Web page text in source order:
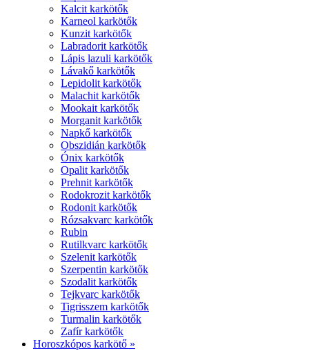
Kalcit karkötők
Karneol karkötők
Kunzit karkötők
Labradorit karkötők
Lápis lazuli karkötők
Lávakő karkötők
Lepidolit karkötők
Malachit karkötők
Mookait karkötők
Morganit karkötők
Napkő karkötők
Obszidián karkötők
Ónix karkötők
Opalit karkötők
Prehnit karkötők
Rodokrozit karkötők
Rodonit karkötők
Rózsakvarc karkötők
Rubin
Rutilkvarc karkötők
Szelenit karkötők
Szerpentin karkötők
Szodalit karkötők
Tejkvarc karkötők
Tigrisszem karkötők
Turmalin karkötők
Zafír karkötők
Horoszkópos karkötő »